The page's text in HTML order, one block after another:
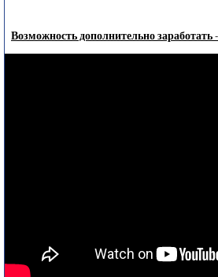
Возможность дополнительно заработать